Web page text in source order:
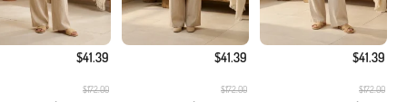
$41.39
$172.00
$41.39
$172.00
$41.39
$172.00